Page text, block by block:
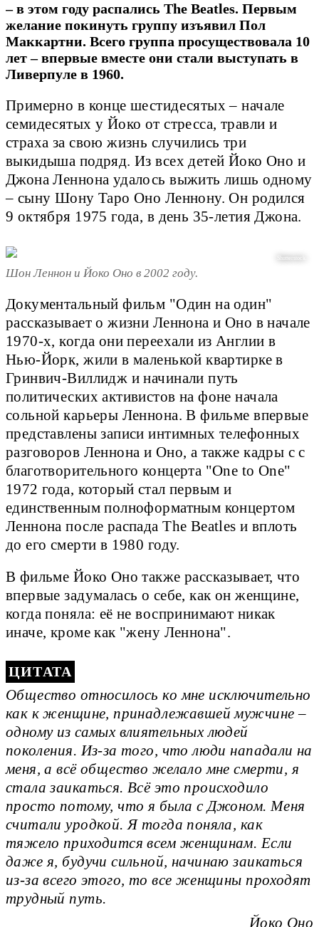
– в этом году распались The Beatles. Первым
желание покинуть группу изъявил Пол
Маккартни. Всего группа просуществовала 10
лет – впервые вместе они стали выступать в
Ливерпуле в 1960.
Примерно в конце шестидесятых – начале
семидесятых у Йоко от стресса, травли и
страха за свою жизнь случились три
выкидыша подряд. Из всех детей Йоко Оно и
Джона Леннона удалось выжить лишь одному
– сыну Шону Таро Оно Леннону. Он родился
9 октября 1975 года, в день 35-летия Джона.
Шон Леннон и Йоко Оно в 2002 году.
Документальный фильм "Один на один"
рассказывает о жизни Леннона и Оно в начале
1970-х, когда они переехали из Англии в
Нью-Йорк, жили в маленькой квартирке в
Гринвич-Виллидж и начинали путь
политических активистов на фоне начала
сольной карьеры Леннона. В фильме впервые
представлены записи интимных телефонных
разговоров Леннона и Оно, а также кадры с с
благотворительного концерта "One to One"
1972 года, который стал первым и
единственным полноформатным концертом
Леннона после распада The Beatles и вплоть
до его смерти в 1980 году.
В фильме Йоко Оно также рассказывает, что
впервые задумалась о себе, как он женщине,
когда поняла: её не воспринимают никак
иначе, кроме как "жену Леннона".
Общество относилось ко мне исключительно
как к женщине, принадлежавшей мужчине –
одному из самых влиятельных людей
поколения. Из-за того, что люди нападали на
меня, а всё общество желало мне смерти, я
стала заикаться. Всё это происходило
просто потому, что я была с Джоном. Меня
считали уродкой. Я тогда поняла, как
тяжело приходится всем женщинам. Если
даже я, будучи сильной, начинаю заикаться
из-за всего этого, то все женщины проходят
трудный путь.
Йоко Оно